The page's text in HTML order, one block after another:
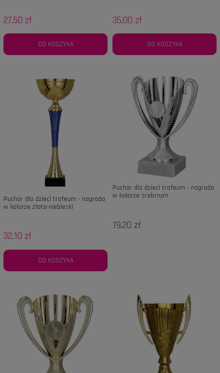
27,50 zł
DO KOSZYKA
35,00 zł
DO KOSZYKA
Puchar dla dzieci trofeum - nagroda
w kolorze złoto-niebieski
32,10 zł
DO KOSZYKA
Puchar dla dzieci trofeum - nagroda
w kolorze srebrnym
19,20 zł